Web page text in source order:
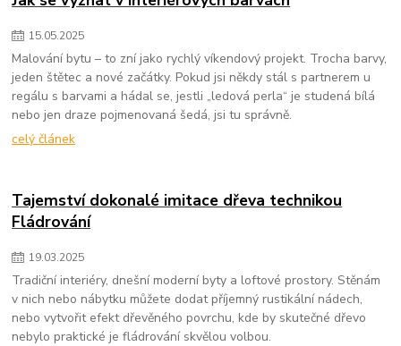
15.05.2025
Malování bytu – to zní jako rychlý víkendový projekt. Trocha barvy,
jeden štětec a nové začátky. Pokud jsi někdy stál s partnerem u
regálu s barvami a hádal se, jestli „ledová perla“ je studená bílá
nebo jen draze pojmenovaná šedá, jsi tu správně.
celý článek
Tajemství dokonalé imitace dřeva technikou
Fládrování
19.03.2025
Tradiční interiéry, dnešní moderní byty a loftové prostory. Stěnám
v nich nebo nábytku můžete dodat příjemný rustikální nádech,
nebo vytvořit efekt dřevěného povrchu, kde by skutečné dřevo
nebylo praktické je fládrování skvělou volbou.